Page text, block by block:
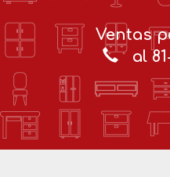
Ventas
al 81-